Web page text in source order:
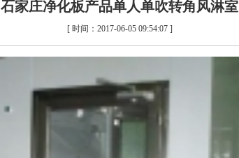
石家庄净化板产品单人单吹转角风淋室
[ 时间：2017-06-05 09:54:07 ]